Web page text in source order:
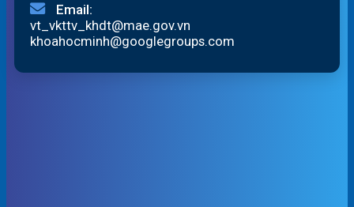
Email:
vt_vkttv_khdt@mae.gov.vn
khoahocminh@googlegroups.com